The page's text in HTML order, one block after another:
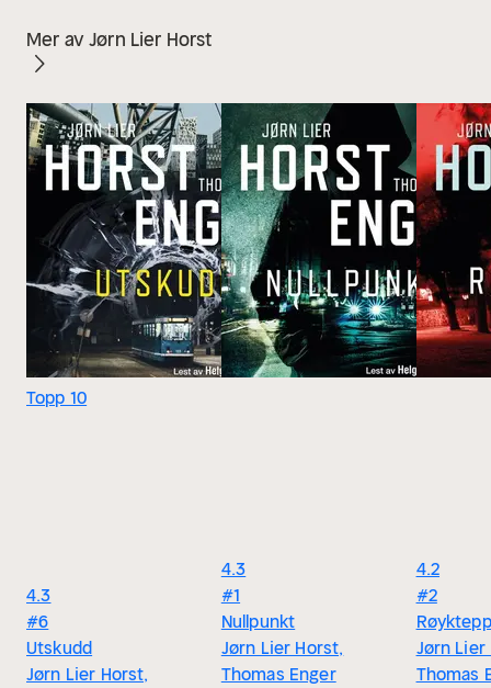
Mer av Jørn Lier Horst
Topp 10
4.3
#6
Utskudd
Jørn Lier Horst,
4.3
#1
Nullpunkt
Jørn Lier Horst,
Thomas Enger
4.2
#2
Jørn Lier
Thomas